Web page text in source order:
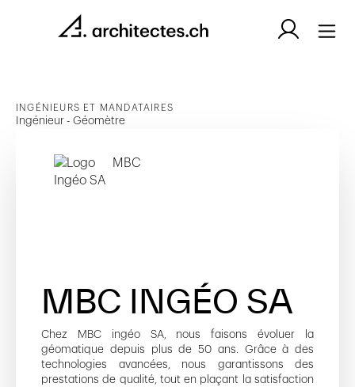
INGÉNIEURS ET MANDATAIRES
Ingénieur - Géomètre
MBC INGÉO SA
Chez MBC ingéo SA, nous faisons évoluer la
géomatique depuis plus de 50 ans. Grâce à des
technologies avancées, nous garantissons des
prestations de qualité, tout en plaçant la satisfaction